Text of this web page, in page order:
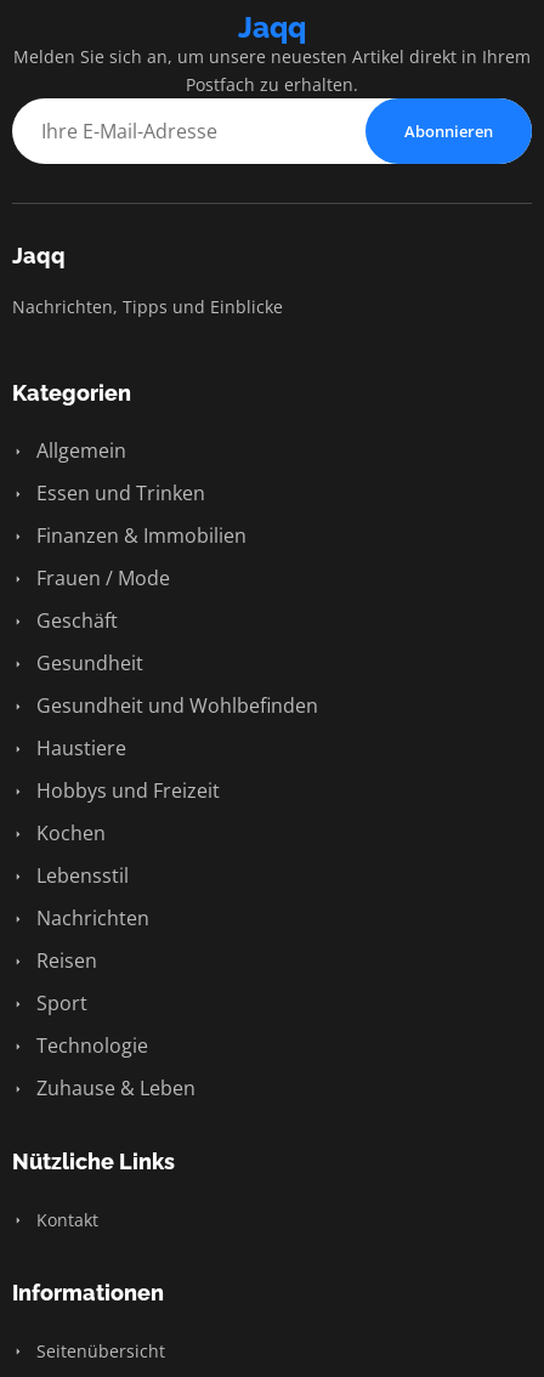
Jaqq
Melden Sie sich an, um unsere neuesten Artikel direkt in Ihrem
Postfach zu erhalten.
Abonnieren
Jaqq
Nachrichten, Tipps und Einblicke
Kategorien
Allgemein
Essen und Trinken
Finanzen & Immobilien
Frauen / Mode
Geschäft
Gesundheit
Gesundheit und Wohlbefinden
Haustiere
Hobbys und Freizeit
Kochen
Lebensstil
Nachrichten
Reisen
Sport
Technologie
Zuhause & Leben
Nützliche Links
Kontakt
Informationen
Seitenübersicht